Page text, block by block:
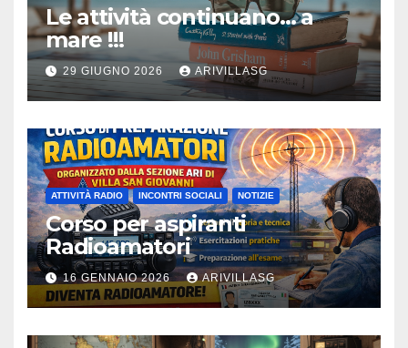
Le attività continuano… a
mare !!!
29 GIUGNO 2026 ARIVILLASG
ATTIVITÀ RADIO INCONTRI SOCIALI NOTIZIE
Corso per aspiranti
Radioamatori
16 GENNAIO 2026 ARIVILLASG